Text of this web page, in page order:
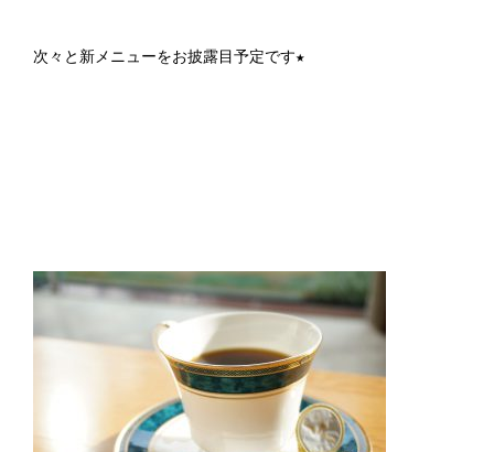
次々と新メニューをお披露目予定です★